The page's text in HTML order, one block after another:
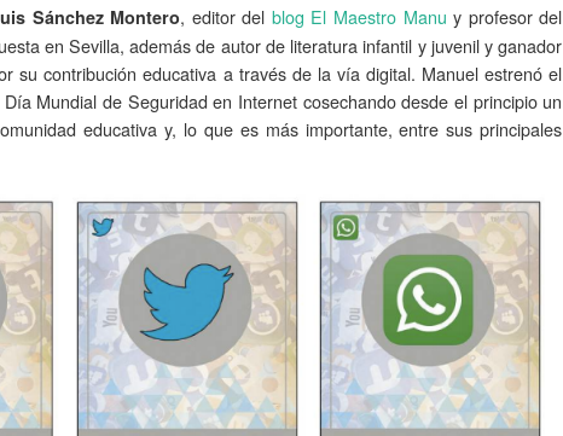
Sánchez Montero, editor del blog El Maestro Manu y profesor del
en Sevilla, además de autor de literatura infantil y juvenil y ganador
su contribución educativa a través de la vía digital. Manuel estrenó el
Mundial de Seguridad en Internet cosechando desde el principio un
educativa y, lo que es más importante, entre sus principales